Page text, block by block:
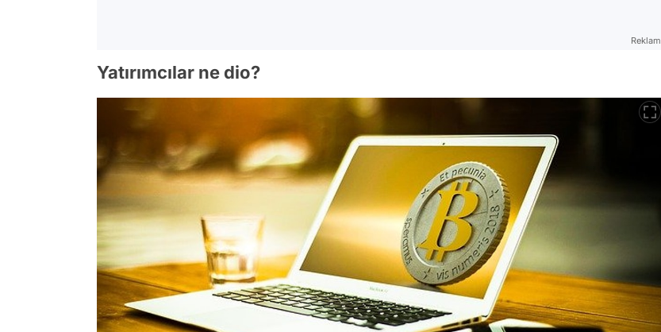
Reklam
Yatırımcılar ne dio?